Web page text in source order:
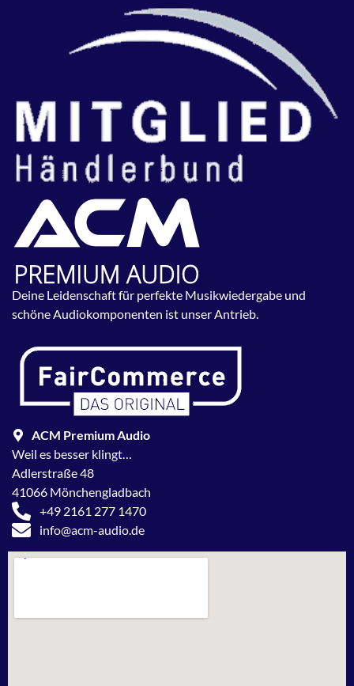
Deine Leidenschaft für perfekte Musikwiedergabe und
schöne Audiokomponenten ist unser Antrieb.
ACM Premium Audio
Weil es besser klingt…
Adlerstraße 48
41066 Mönchengladbach
+49 2161 277 1470
info@acm-audio.de